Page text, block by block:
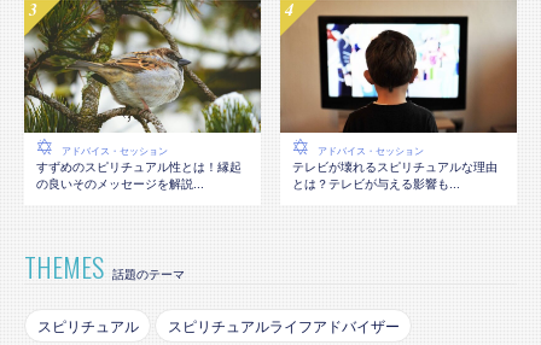
アドバイス・セッション
すずめのスピリチュアル性とは！縁起
の良いそのメッセージを解説...
アドバイス・セッション
テレビが壊れるスピリチュアルな理由
とは？テレビが与える影響も...
THEMES 話題のテーマ
スピリチュアル スピリチュアルライフアドバイザー